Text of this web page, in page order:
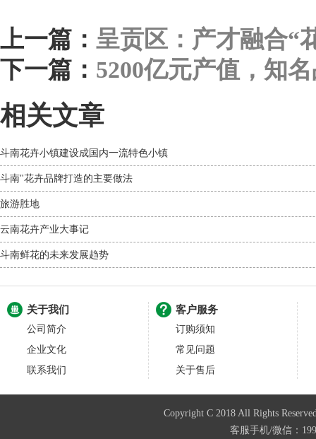
上一篇： 呈贡区：产才融合“
下一篇： 5200亿元产值，知
相关文章
斗南花卉小镇建设成国内一流特色小镇
斗南"花卉品牌打造的主要做法
旅游胜地
云南花卉产业大事记
斗南鲜花的未来发展趋势
关于我们
公司简介
企业文化
联系我们
客户服务
订购须知
常见问题
关于售后
Copyright C 2018 All Rights
客服手机/微信：